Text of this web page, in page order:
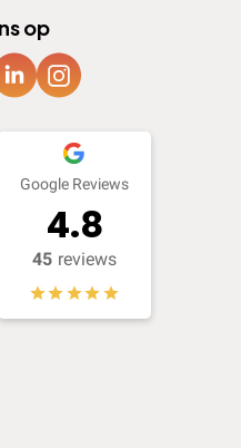
op
Google Reviews
4.8
45 reviews